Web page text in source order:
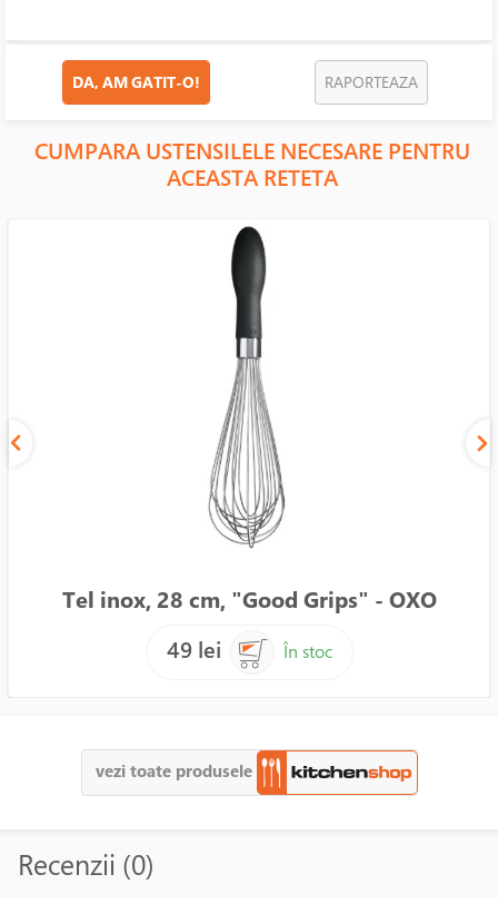
DA, AM GATIT-O! RAPORTEAZA
CUMPARA USTENSILELE NECESARE PENTRU
ACEASTA RETETA
Tel inox, 28 cm, "Good Grips" - OXO
49 lei
În stoc
vezi toate produsele
Recenzii (0)